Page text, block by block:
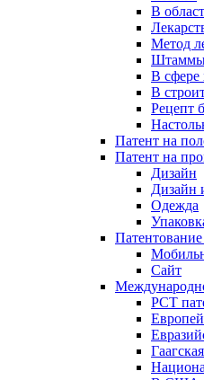
В
Метод
Штаммы
В сфере
В
Рецепт
Патент на
Патент на
Дизайн
Дизайн
Одежда
Сайт
PCT